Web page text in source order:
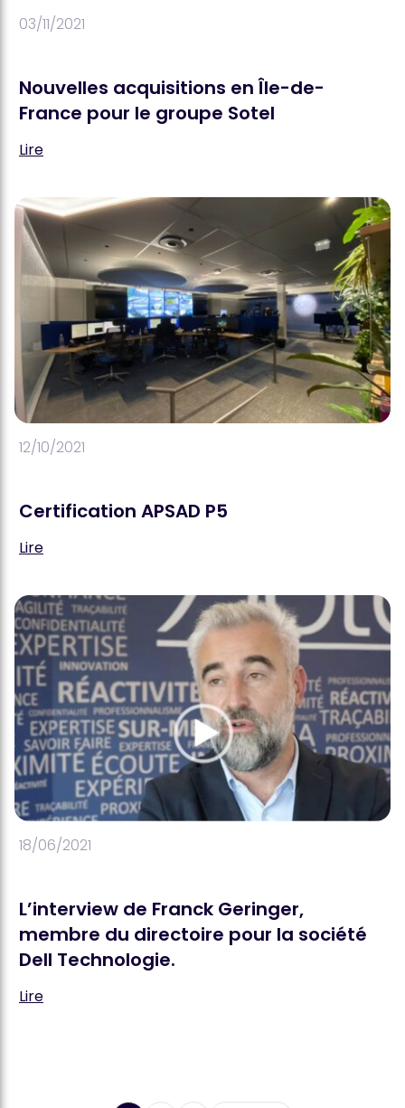
03/11/2021
Nouvelles acquisitions en Île-de-
France pour le groupe Sotel
Lire
12/10/2021
Certification APSAD P5
Lire
18/06/2021
L’interview de Franck Geringer,
membre du directoire pour la société
Dell Technologie.
Lire